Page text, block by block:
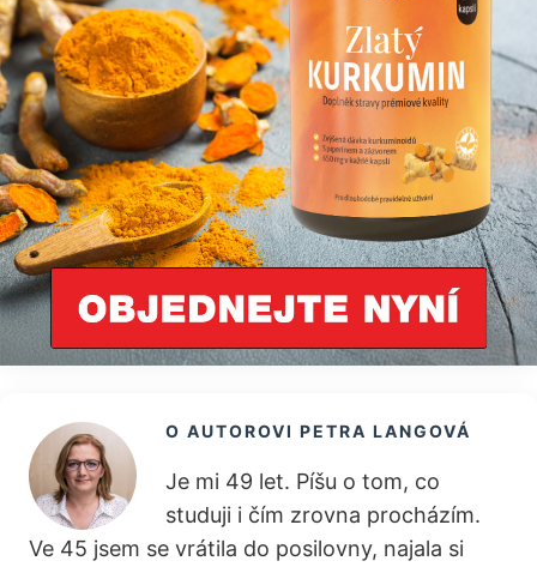
O AUTOROVI PETRA LANGOVÁ
Je mi 49 let. Píšu o tom, co
studuji i čím zrovna procházím.
Ve 45 jsem se vrátila do posilovny, najala si